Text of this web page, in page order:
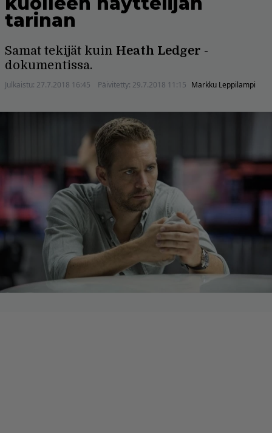
tarinan
Samat tekijät kuin Heath Ledger -
dokumentissa.
Julkaistu: 27.7.2018 16:45 Päivitetty: 29.7.2018 11:15 Markku Leppilampi